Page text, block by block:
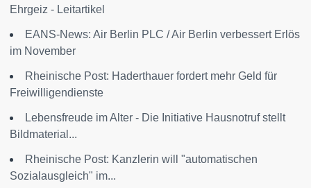
Ehrgeiz - Leitartikel
EANS-News: Air Berlin PLC / Air Berlin verbessert Erlös
im November
Rheinische Post: Haderthauer fordert mehr Geld für
Freiwilligendienste
Lebensfreude im Alter - Die Initiative Hausnotruf stellt
Bildmaterial...
Rheinische Post: Kanzlerin will "automatischen
Sozialausgleich" im...